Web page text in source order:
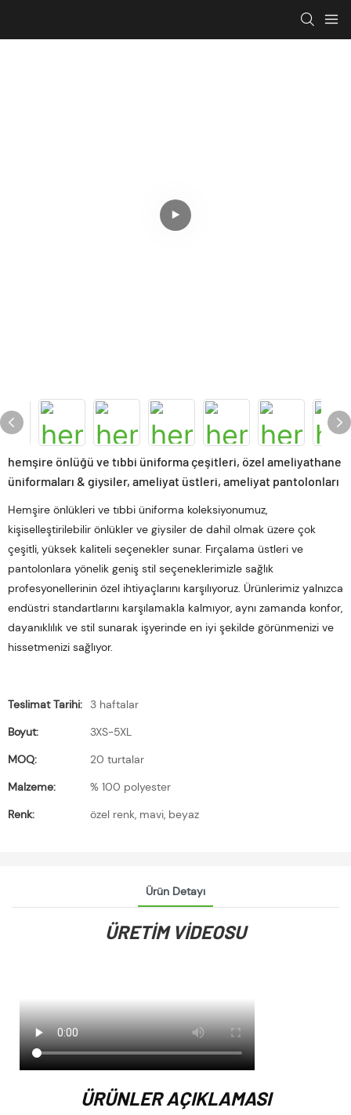
hemşire önlüğü ve tıbbi üniforma çeşitleri, özel ameliyathane
üniformaları & giysiler, ameliyat üstleri, ameliyat pantolonları
Hemşire önlükleri ve tıbbi üniforma koleksiyonumuz,
kişiselleştirilebilir önlükler ve giysiler de dahil olmak üzere çok
çeşitli, yüksek kaliteli seçenekler sunar. Fırçalama üstleri ve
pantolonlara yönelik geniş stil seçeneklerimizle sağlık
profesyonellerinin özel ihtiyaçlarını karşılıyoruz. Ürünlerimiz yalnızca
endüstri standartlarını karşılamakla kalmıyor, aynı zamanda konfor,
dayanıklılık ve stil sunarak işyerinde en iyi şekilde görünmenizi ve
hissetmenizi sağlıyor.
Teslimat Tarihi: 3 haftalar
Boyut:
3XS-5XL
MOQ:
20 turtalar
Malzeme:
% 100 polyester
Renk:
özel renk, mavi, beyaz
Ürün Detayı
ÜRETIM VIDEOSU
ÜRÜNLER AÇIKLAMASI